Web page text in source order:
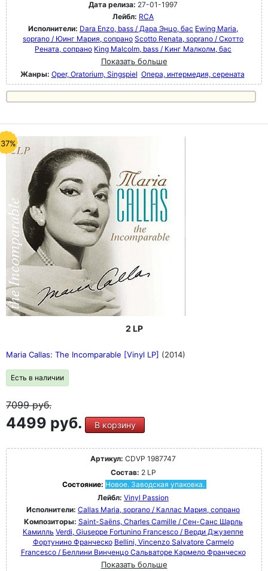
Дата релиза: 27-01-1997
Лейбл: RCA
Исполнители: Dara Enzo, bass / Дара Энцо, бас Ewing Maria,
soprano / Юинг Мария, сопрано Scotto Renata, soprano / Скотто
Рената, сопрано King Malcolm, bass / Кинг Малколм, бас
Показать больше
Жанры: Oper, Oratorium, Singspiel Опера, интермедия, серената
2 LP
Maria Callas: The Incomparable [Vinyl LP] (2014)
Есть в наличии
7099руб.
4499 руб. В корзину
Артикул: CDVP 1987747
Состав: 2 LP
Состояние: Новое. Заводская упаковка.
Лейбл: Vinyl Passion
Исполнители: Callas Maria, soprano / Каллас Мария, сопрано
Композиторы: Saint-Saëns, Charles Camille / Сен-Санс Шарль
Камилль Verdi, Giuseppe Fortunino Francesco / Верди Джузеппе
Фортунино Франческо Bellini, Vincenzo Salvatore Carmelo
Francesco / Беллини Винченцо Сальваторе Кармело Франческо
Показать больше